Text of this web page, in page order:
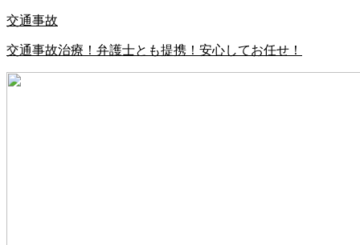
交通事故
交通事故治療！弁護士とも提携！安心してお任せ！